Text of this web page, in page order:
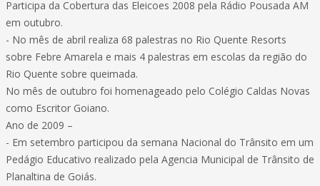
Participa da Cobertura das Eleicoes 2008 pela Rádio Pousada AM
em outubro.
- No mês de abril realiza 68 palestras no Rio Quente Resorts
sobre Febre Amarela e mais 4 palestras em escolas da região do
Rio Quente sobre queimada.
No mês de outubro foi homenageado pelo Colégio Caldas Novas
como Escritor Goiano.
Ano de 2009 –
- Em setembro participou da semana Nacional do Trânsito em um
Pedágio Educativo realizado pela Agencia Municipal de Trânsito de
Planaltina de Goiás.